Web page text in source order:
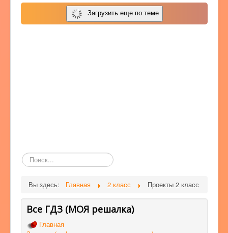
Загрузить еще по теме
Поиск
по
Вы здесь:
Главная 2 класс Проекты 2 класс
Все ГДЗ (МОЯ решалка)
Главная